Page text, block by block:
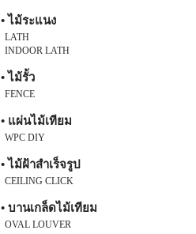
• ไม้ระแนง
LATH
INDOOR LATH
• ไม้รั้ว
FENCE
• แผ่นไม้เทียม
WPC DIY
• ไม้ฝ้าสำเร็จรูป
CEILING CLICK
• บานเกล็ดไม้เทียม
OVAL LOUVER